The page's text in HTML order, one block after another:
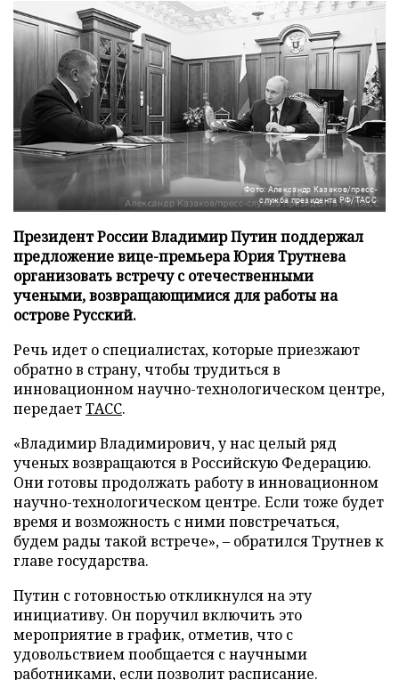
Фото: Александр Казаков/пресс-
служба президента РФ/ТАСС
Президент России Владимир Путин поддержал
предложение вице-премьера Юрия Трутнева
организовать встречу с отечественными
учеными, возвращающимися для работы на
острове Русский.
Речь идет о специалистах, которые приезжают
обратно в страну, чтобы трудиться в
инновационном научно-технологическом центре,
передаетТАСС.
«Владимир Владимирович, у нас целый ряд
ученых возвращаются в Российскую Федерацию.
Они готовы продолжать работу в инновационном
научно-технологическом центре. Если тоже будет
время и возможность с ними повстречаться,
будем рады такой встрече», – обратился Трутнев к
главе государства.
Путин с готовностью откликнулся на эту
инициативу. Он поручил включить это
мероприятие в график, отметив, что с
удовольствием пообщается с научными
работниками, если позволит расписание.